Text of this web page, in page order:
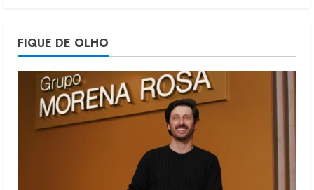
5
Projeto testa passaporte digital na
moda nacional
4 de agosto de 2026
FIQUE DE OLHO